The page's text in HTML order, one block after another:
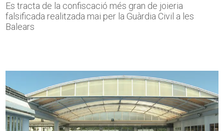
Es tracta de la confiscació més gran de joieria
falsificada realitzada mai per la Guàrdia Civil a les
Balears